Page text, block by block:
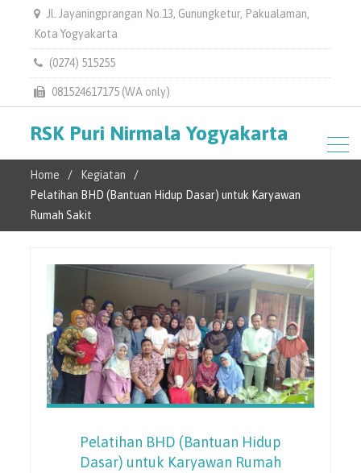
Jl. Jayaningprangan No.13, Gunungketur, Pakualaman,
Kota Yogyakarta
(0274) 515255
081524617175 (WA only)
RSK Puri Nirmala Yogyakarta
Home
Kegiatan
Pelatihan BHD (Bantuan Hidup Dasar) untuk Karyawan
Rumah Sakit
Pelatihan BHD (Bantuan Hidup
Dasar) untuk Karyawan Rumah